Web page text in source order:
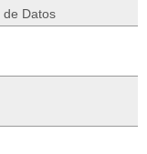
de Datos